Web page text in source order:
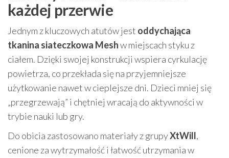
każdej przerwie
Jednym z kluczowych atutów jest oddychająca
tkanina siateczkowa Meshw miejscach styku z
ciałem. Dzięki swojej konstrukcji wspiera cyrkulację
powietrza, co przekłada się na przyjemniejsze
użytkowanie nawet w cieplejsze dni. Dzieci mniej się
„przegrzewają” i chętniej wracają do aktywności w
trybie nauki lub gry.
Do obicia zastosowano materiały z grupyXtWill,
cenione za wytrzymałość i łatwość utrzymania w